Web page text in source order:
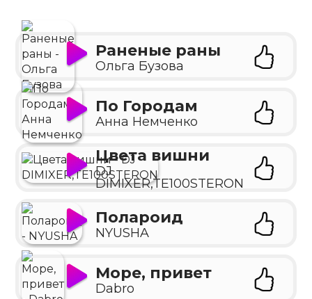
Раненые раны
Ольга Бузова
По Городам
Анна Немченко
Цвета вишни
DJ
DIMIXER,TE100STERON
Полароид
NYUSHA
Море, привет
Dabro